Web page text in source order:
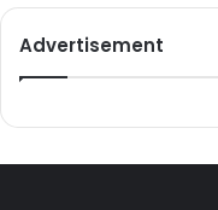
Advertisement